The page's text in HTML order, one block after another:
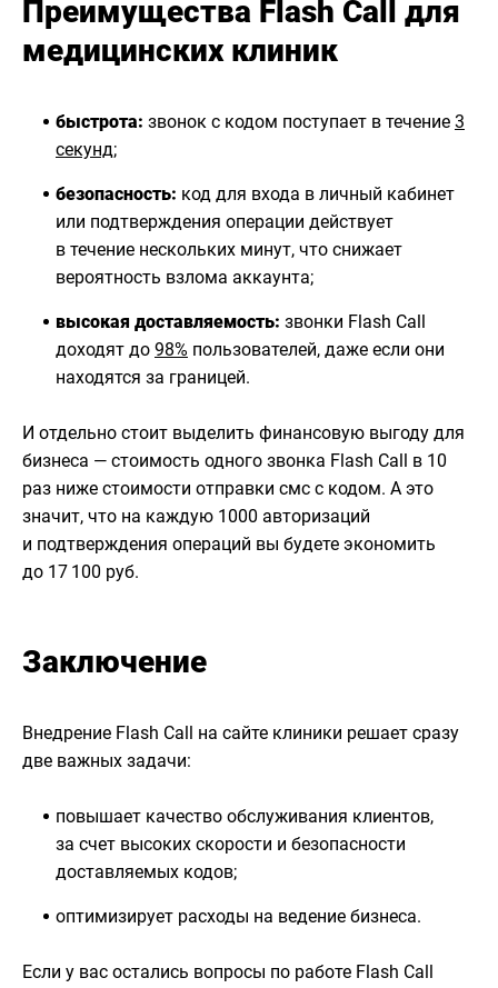
Преимущества Flash Call для
медицинских клиник
быстрота: звонок с кодом поступает в течение 3
секунд;
безопасность: код для входа в личный кабинет
или подтверждения операции действует
в течение нескольких минут, что снижает
вероятность взлома аккаунта;
высокая доставляемость: звонки Flash Call
доходят до 98% пользователей, даже если они
находятся за границей.
И отдельно стоит выделить финансовую выгоду для
бизнеса — стоимость одного звонка Flash Call в 10
раз ниже стоимости отправки смс с кодом. А это
значит, что на каждую 1000 авторизаций
и подтверждения операций вы будете экономить
до 17 100 руб.
Заключение
Внедрение Flash Call на сайте клиники решает сразу
две важных задачи:
повышает качество обслуживания клиентов,
за счет высоких скорости и безопасности
доставляемых кодов;
оптимизирует расходы на ведение бизнеса.
Если у вас остались вопросы по работе Flash Call